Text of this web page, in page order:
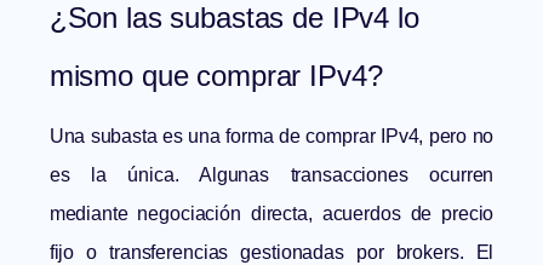
¿Son las subastas de IPv4 lo
mismo que comprar IPv4?
Una subasta es una forma de comprar IPv4, pero no
es la única. Algunas transacciones ocurren
mediante negociación directa, acuerdos de precio
fijo o transferencias gestionadas por brokers. El